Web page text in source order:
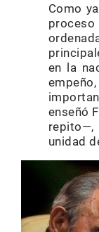
Como
en la
enseñó
repito—,
unidad